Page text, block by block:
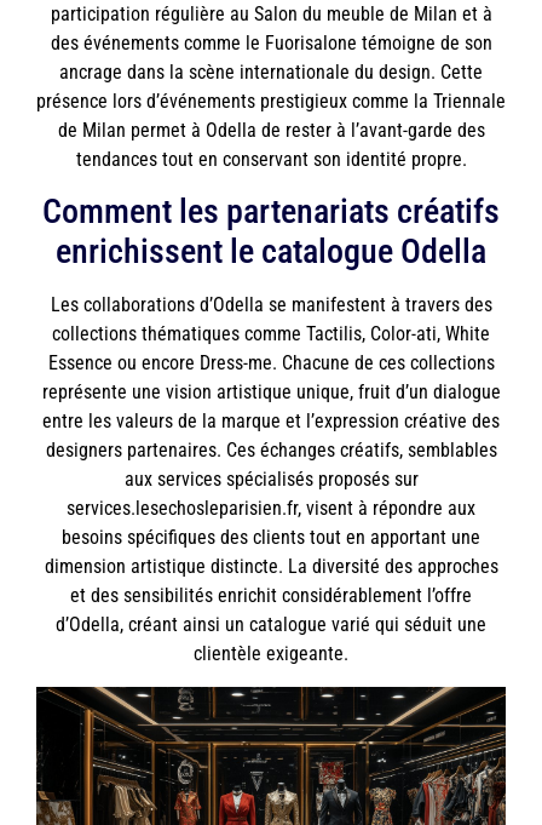
participation régulière au Salon du meuble de Milan et à
des événements comme le Fuorisalone témoigne de son
ancrage dans la scène internationale du design. Cette
présence lors d’événements prestigieux comme la Triennale
de Milan permet à Odella de rester à l’avant-garde des
tendances tout en conservant son identité propre.
Comment les partenariats créatifs
enrichissent le catalogue Odella
Les collaborations d’Odella se manifestent à travers des
collections thématiques comme Tactilis, Color-ati, White
Essence ou encore Dress-me. Chacune de ces collections
représente une vision artistique unique, fruit d’un dialogue
entre les valeurs de la marque et l’expression créative des
designers partenaires. Ces échanges créatifs, semblables
aux services spécialisés proposés sur
services.lesechosleparisien.fr, visent à répondre aux
besoins spécifiques des clients tout en apportant une
dimension artistique distincte. La diversité des approches
et des sensibilités enrichit considérablement l’offre
d’Odella, créant ainsi un catalogue varié qui séduit une
clientèle exigeante.